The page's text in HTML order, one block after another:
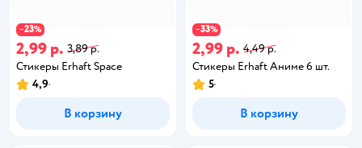
−23%
2,99 р. 3,89 р.
Стикеры Erhaft Space
4,9
В корзину
−33%
2,99 р. 4,49 р.
Стикеры Erhaft Аниме 6 шт.
5
В корзину